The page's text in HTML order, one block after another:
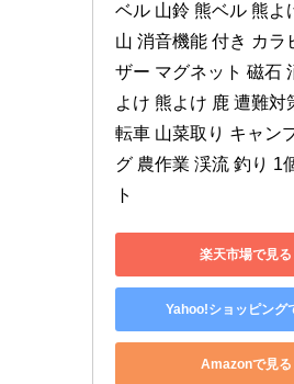
ベル 山鈴 熊ベル 熊よ
山 消音機能 付き カラ
ザー マグネット 磁石
よけ 熊よけ 鹿 遭難対
転車 山菜取り キャン
グ 農作業 渓流 釣り 1
ト
楽天市場で見る
Yahoo!ショッピング
Amazonで見る